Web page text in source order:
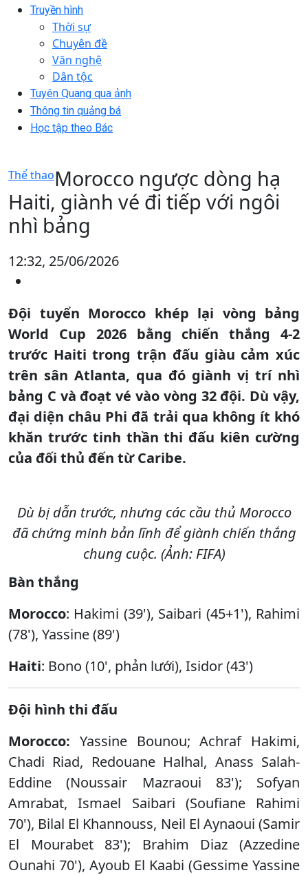
Truyền hình
Thời sự
Chuyên đề
Văn nghệ
Dân tộc
Tuyên Quang qua ảnh
Thông tin quảng bá
Học tập theo Bác
Thể thaoMorocco ngược dòng hạ
Haiti, giành vé đi tiếp với ngôi
nhì bảng
12:32, 25/06/2026
Đội tuyển Morocco khép lại vòng bảng
World Cup 2026 bằng chiến thắng 4-2
trước Haiti trong trận đấu giàu cảm xúc
trên sân Atlanta, qua đó giành vị trí nhì
bảng C và đoạt vé vào vòng 32 đội. Dù vậy,
đại diện châu Phi đã trải qua không ít khó
khăn trước tinh thần thi đấu kiên cường
của đối thủ đến từ Caribe.
Dù bị dẫn trước, nhưng các cầu thủ Morocco
đã chứng minh bản lĩnh để giành chiến thắng
chung cuộc. (Ảnh: FIFA)
Bàn thắng
Morocco: Hakimi (39'), Saibari (45+1'), Rahimi
(78'), Yassine (89')
Haiti: Bono (10', phản lưới), Isidor (43')
Đội hình thi đấu
Morocco: Yassine Bounou; Achraf Hakimi,
Chadi Riad, Redouane Halhal, Anass Salah-
Eddine (Noussair Mazraoui 83'); Sofyan
Amrabat, Ismael Saibari (Soufiane Rahimi
70'), Bilal El Khannouss, Neil El Aynaoui (Samir
El Mourabet 83'); Brahim Diaz (Azzedine
Ounahi 70'), Ayoub El Kaabi (Gessime Yassine